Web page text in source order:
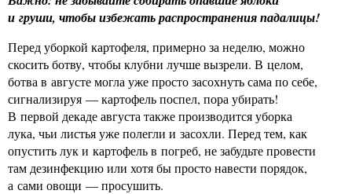
и груши, чтобы избежать распространения падалицы!
Перед уборкой картофеля, примерно за неделю, можно
скосить ботву, чтобы клубни лучше вызрели. В целом,
ботва в августе могла уже просто засохнуть сама по себе,
сигнализируя — картофель поспел, пора убирать!
В первой декаде августа также производится уборка
лука, чьи листья уже полегли и засохли. Перед тем, как
опустить лук и картофель в погреб, не забудьте провести
там дезинфекцию или хотя бы просто навести порядок,
а сами овощи — просушить.